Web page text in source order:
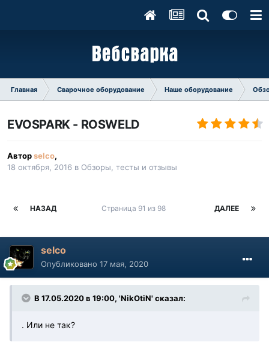
Главная Сварочное оборудование Наше оборудование
EVOSPARK - ROSWELD
Авторselco,
18 октября, 2016 в Обзоры, тесты и отзывы
НАЗАД ДАЛЕЕ
Страница 91 из 98
selco
Опубликовано 17 мая, 2020
В 17.05.2020 в 19:00, 'NikOtiN' сказал:
. Или не так?